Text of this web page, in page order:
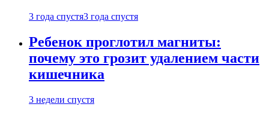
3 года спустя3 года спустя
Ребенок проглотил магниты:
почему это грозит удалением части
кишечника
3 недели спустя